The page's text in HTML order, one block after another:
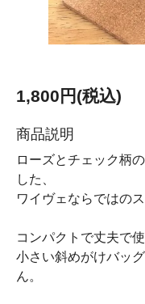
1,800円(税込)
商品説明
ローズとチェック柄
した、
ワイヴェならではの
コンパクトで丈夫で
小さい斜めがけバッ
ん。